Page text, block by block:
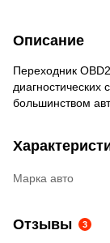
Описание
Переходник
большинством
Марка авто
Отзывы 3